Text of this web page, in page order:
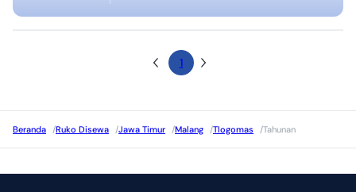
1
Beranda /Ruko Disewa /Jawa Timur /Malang /Tlogomas /Tahunan